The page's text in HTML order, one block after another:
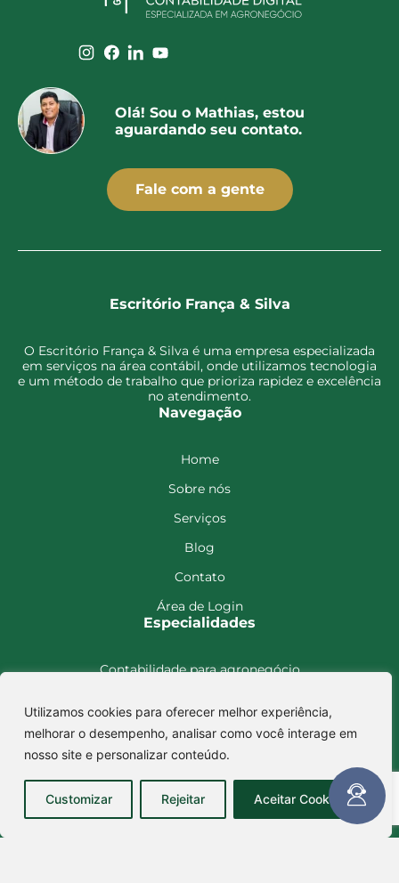
Utilizamos cookies para oferecer melhor experiência,
melhorar o desempenho, analisar como você interage em
nosso site e personalizar conteúdo.
Customizar Rejeitar Aceitar Cookies
Olá! Sou o Mathias, estou
aguardando seu contato.
Fale com a gente
Escritório França & Silva
O Escritório França & Silva é uma empresa especializada
em serviços na área contábil, onde utilizamos tecnologia
e um método de trabalho que prioriza rapidez e excelência
no atendimento.
Navegação
Home
Sobre nós
Serviços
Blog
Contato
Área de Login
Especialidades
Contabilidade para agronegócio
Contabilidade para imobiliário
Encontre-nos
Rua Cândido Severino, 578,
Camapuã – MS CEP: 79420-000